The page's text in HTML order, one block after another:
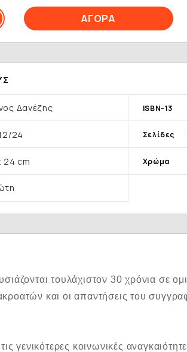
Δανέζης ISBN-13
24 Σελίδες
24 cm Χρώμα
τουλάχιστον 30 χρόνια σε
και οι απαντήσεις του
γενικότερες κοινωνικές